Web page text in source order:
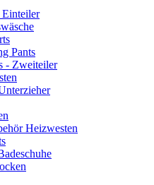
Pants
- Zweiteiler
Heizwesten